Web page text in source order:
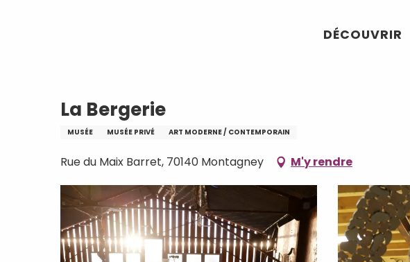
DÉCOUVRIR
La Bergerie
MUSÉE MUSÉE PRIVÉ ART MODERNE / CONTEMPORAIN
Rue du Maix Barret, 70140 Montagney M'y rendre